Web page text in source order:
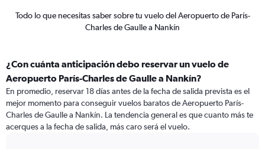
Todo lo que necesitas saber sobre tu vuelo del Aeropuerto de París-
Charles de Gaulle a Nankín
¿Con cuánta anticipación debo reservar un vuelo de
Aeropuerto París-Charles de Gaulle a Nankín?
En promedio, reservar 18 días antes de la fecha de salida prevista es el
mejor momento para conseguir vuelos baratos de Aeropuerto París-
Charles de Gaulle a Nankín. La tendencia general es que cuanto más te
acerques a la fecha de salida, más caro será el vuelo.